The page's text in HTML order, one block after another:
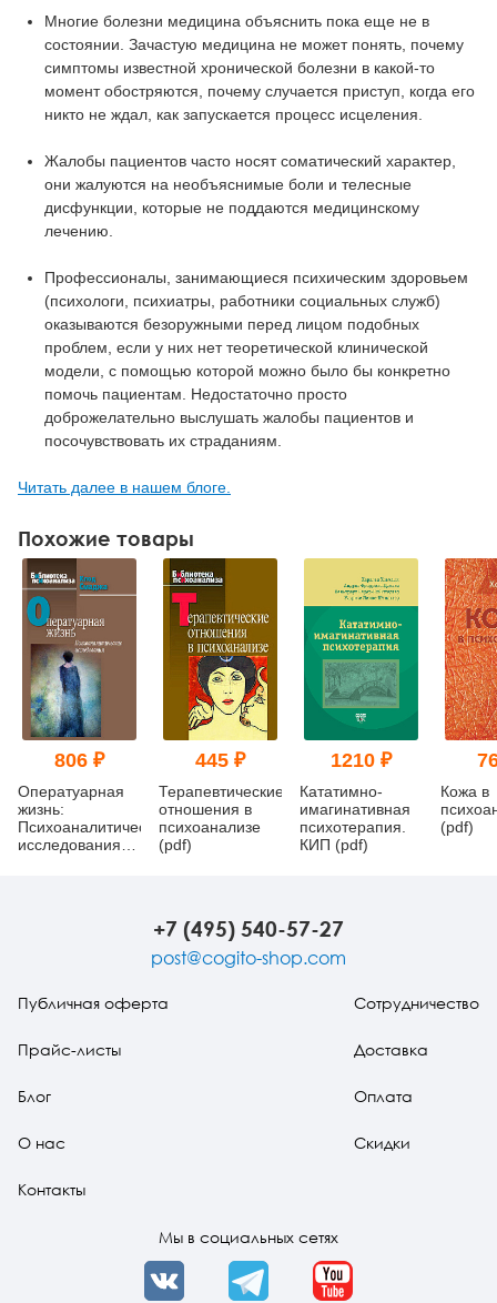
Многие болезни медицина объяснить пока еще не в
состоянии. Зачастую медицина не может понять, почему
симптомы известной хронической болезни в какой-то
момент обостряются, почему случается приступ, когда его
никто не ждал, как запускается процесс исцеления.
Жалобы пациентов часто носят соматический характер,
они жалуются на необъяснимые боли и телесные
дисфункции, которые не поддаются медицинскому
лечению.
Профессионалы, занимающиеся психическим здоровьем
(психологи, психиатры, работники социальных служб)
оказываются безоружными перед лицом подобных
проблем, если у них нет теоретической клинической
модели, с помощью которой можно было бы конкретно
помочь пациентам. Недостаточно просто
доброжелательно выслушать жалобы пациентов и
посочувствовать их страданиям.
Читать далее в нашем блоге.
Похожие товары
806 ₽
Оператуарная
жизнь:
Психоаналитические
исследования
445 ₽
Терапевтические
отношения в
психоанализе
(pdf)
1210 ₽
Кататимно-
имагинативная
психотерапия.
КИП (pdf)
Кожа в
(pdf)
+7 (495) 540-57-27
post@cogito-shop.com
Публичная оферта
Прайс-листы
Блог
О нас
Контакты
Сотрудничество
Доставка
Оплата
Скидки
Мы в социальных сетях
VK Telegram YouTube